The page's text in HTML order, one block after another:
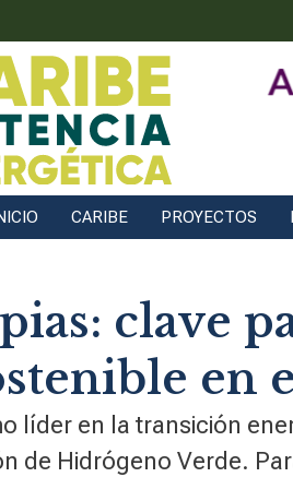
CARIBE PROYECTOS
clave
en
líder en la transición
de Hidrógeno Verde.